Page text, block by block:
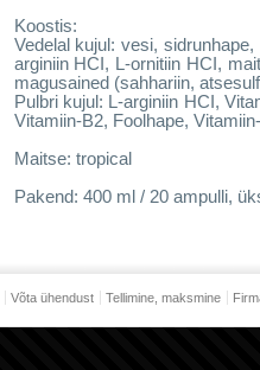
Koostis:
Vedelal kujul: vesi,
arginiin HCI, L-ornitiin HCI,
magusained (sahhariin,
Pulbri kujul: L-arginiin HCI,
Vitamiin-B2, Foolhape,
Maitse: tropical
Pakend: 400 ml / 20 ampulli,
Võta ühendust Tellimine, maksmine